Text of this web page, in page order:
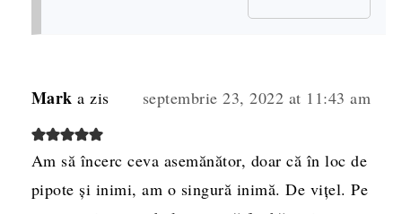
Mark a zis septembrie 23, 2022 at 11:43 am
Am să încerc ceva asemănător, doar că în loc de
pipote și inimi, am o singură inimă. De vițel. Pe